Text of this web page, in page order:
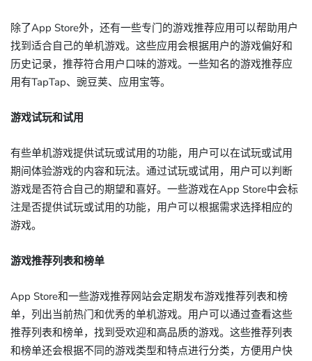
除了App Store外，还有一些专门的游戏推荐应用可以帮助用户
找到适合自己的单机游戏。这些应用会根据用户的游戏偏好和
历史记录，推荐符合用户口味的游戏。一些知名的游戏推荐应
用有TapTap、豌豆荚、应用宝等。
游戏试玩和试用
有些单机游戏提供试玩或试用的功能，用户可以在试玩或试用
期间体验游戏的内容和玩法。通过试玩或试用，用户可以判断
游戏是否符合自己的期望和喜好。一些游戏在App Store中会标
注是否提供试玩或试用的功能，用户可以根据需求选择相应的
游戏。
游戏推荐列表和榜单
App Store和一些游戏推荐网站会定期发布游戏推荐列表和榜
单，列出当前热门和优秀的单机游戏。用户可以通过查看这些
推荐列表和榜单，找到受欢迎和高品质的游戏。这些推荐列表
和榜单还会根据不同的游戏类型和特点进行分类，方便用户快